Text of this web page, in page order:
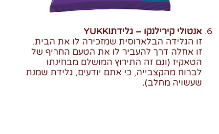
אנטולי קירילנקו – גלידתYUKKI
זו הגלידה הבלארוסית שמזכירה לו את הבית.
זו אחלה דרך להעביר לו את הטעם החריף של
הטאקיז (וגם זה התירוץ המושלם מבחינתו
לברוח מהקצבייה, כי אתם יודעים, גלידת שמנת
שעשויה מחלב).